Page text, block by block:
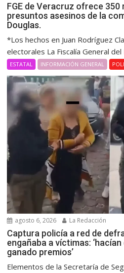
FGE de Veracruz ofrece 350
presuntos asesinos de la
Douglas.
*Los hechos en Juan Rodríguez
electorales La Fiscalía General del
ESTATAL INFORMACIÓN GENERAL
agosto 6, 2026 La Redacción
Captura policía a red de
engañaba a víctimas:
ganado premios’
Elementos de la Secretaría de